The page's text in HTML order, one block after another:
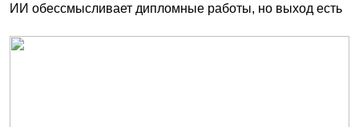
ИИ обессмысливает дипломные работы, но выход есть